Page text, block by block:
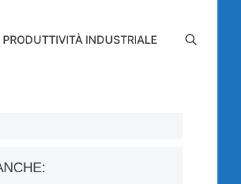
PRODUTTIVITÀ INDUSTRIALE